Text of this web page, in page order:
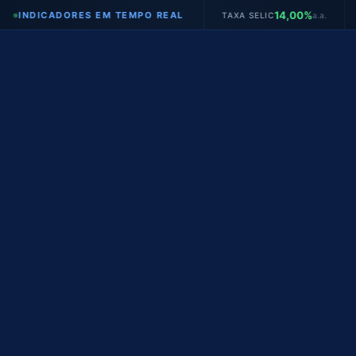
EM TEMPO REAL TAXA SELIC14,00%a.a.